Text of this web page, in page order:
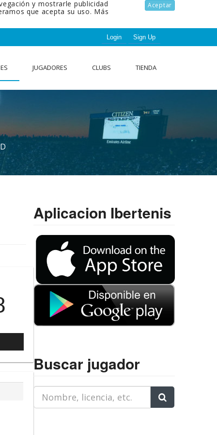
Aceptar
y mostrarle publicidad
que acepta su uso. Más
Login Sign Up
JUGADORES CLUBS TIENDA
Aplicacion Ibertenis
Buscar jugador